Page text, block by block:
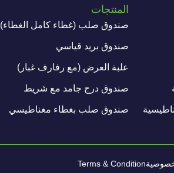
المنتجات
صندوق صلب (غطاء كامل الغطاء)
صندوق بريد قياسي
علبة العرض (مع رفارف غبار)
صندوق درج جامد مع شريط
صندوق صلب بغطاء مغناطيسي
Terms & Condition